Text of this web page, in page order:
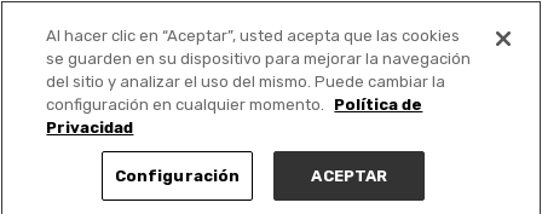
PUBLICA GRATIS +
Al hacer clic en “Aceptar”, usted acepta que las cookies
se guarden en su dispositivo para mejorar la navegación
del sitio y analizar el uso del mismo. Puede cambiar la
configuración en cualquier momento.
Política de
Privacidad
Configuración ACEPTAR